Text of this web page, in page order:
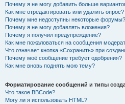
Почему я не могу добавить больше
Как мне отредактировать или удалить опрос?
Почему мне недоступны некоторые форумы?
Почему я не могу добавлять вложения?
Почему я получил предупреждение?
Как мне пожаловаться на сообщения
Что означает кнопка «Сохранить» при
Почему моё сообщение требует одобрения?
Как мне вновь поднять мою тему?
Форматирование сообщений и типы
Что такое BBCode?
Могу ли я использовать HTML?